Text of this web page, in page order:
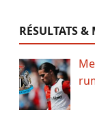
RÉSULTATS &